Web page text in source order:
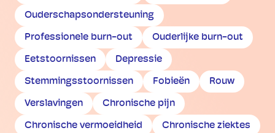
Ouderschapsondersteuning
Professionele burn-out Ouderlijke burn-out
Eetstoornissen Depressie
Stemmingsstoornissen Fobieën Rouw
Verslavingen Chronische pijn
Chronische vermoeidheid Chronische ziektes